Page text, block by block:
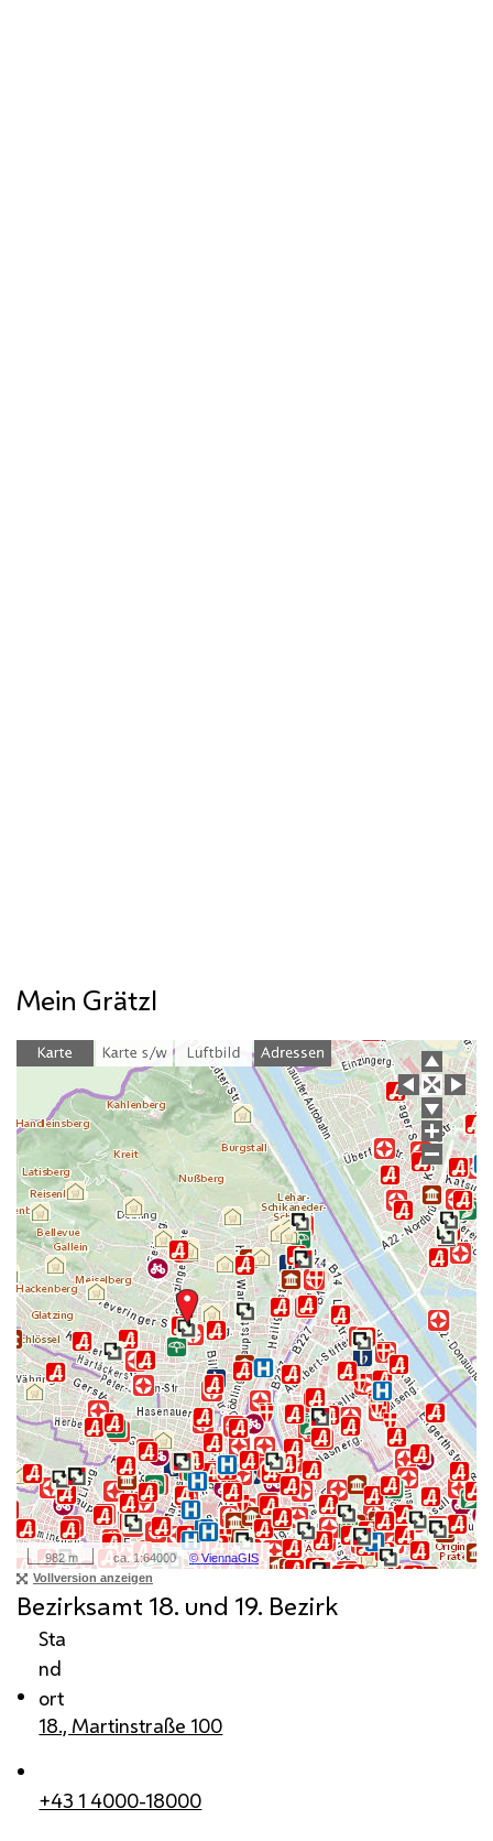
Mein Grätzl
Bezirksamt 18. und 19. Bezirk
Sta
nd
ort
18., Martinstraße 100
+43 1 4000-18000